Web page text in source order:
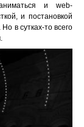
и web-
и постановкой
в сутках-то всего